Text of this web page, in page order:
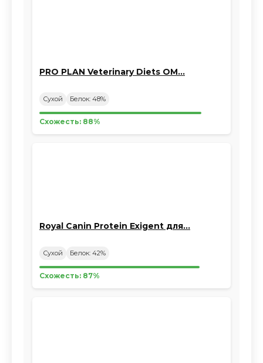
PRO PLAN Veterinary Diets OM…
Сухой Белок: 48%
Схожесть: 88%
Royal Canin Protein Exigent для…
Сухой Белок: 42%
Схожесть: 87%